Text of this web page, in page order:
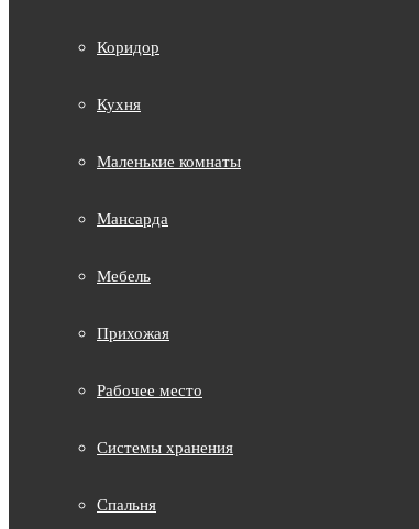
Коридор
Кухня
Маленькие комнаты
Мансарда
Мебель
Прихожая
Рабочее место
Системы хранения
Спальня